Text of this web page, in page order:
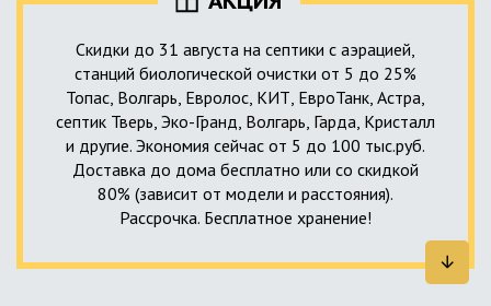
Скидки до 31 августа на септики с аэрацией,
станций биологической очистки от 5 до 25%
Топас, Волгарь, Евролос, КИТ, ЕвроТанк, Астра,
септик Тверь, Эко-Гранд, Волгарь, Гарда, Кристалл
и другие. Экономия сейчас от 5 до 100 тыс.руб.
Доставка до дома бесплатно или со скидкой
80% (зависит от модели и расстояния).
Рассрочка. Бесплатное хранение!